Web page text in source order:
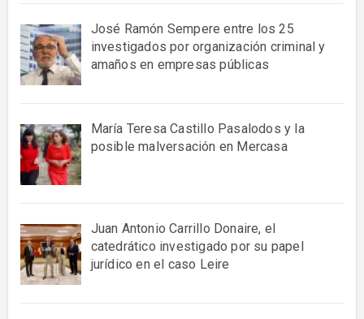
José Ramón Sempere entre los 25
investigados por organización criminal y
amaños en empresas públicas
María Teresa Castillo Pasalodos y la
posible malversación en Mercasa
Juan Antonio Carrillo Donaire, el
catedrático investigado por su papel
jurídico en el caso Leire